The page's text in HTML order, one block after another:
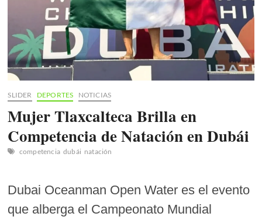
SLIDER DEPORTES NOTICIAS
Mujer Tlaxcalteca Brilla en
Competencia de Natación en Dubái
competencia dubái natación
Dubai Oceanman Open Water es el evento
que alberga el Campeonato Mundial